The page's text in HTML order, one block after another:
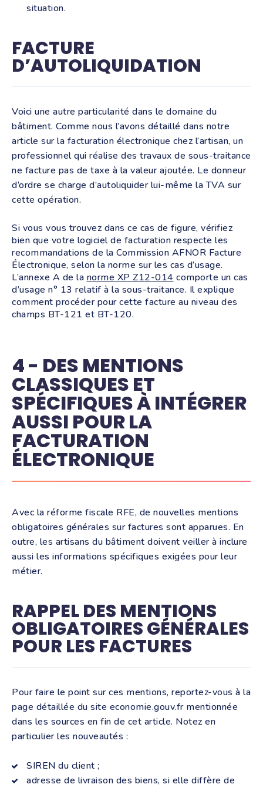
situation.
FACTURE
D’AUTOLIQUIDATION
Voici une autre particularité dans le domaine du
bâtiment. Comme nous l’avons détaillé dans notre
article sur la facturation électronique chez l’artisan, un
professionnel qui réalise des travaux de sous-traitance
ne facture pas de taxe à la valeur ajoutée. Le donneur
d’ordre se charge d’autoliquider lui-même la TVA sur
cette opération.
Si vous vous trouvez dans ce cas de figure, vérifiez
bien que votre logiciel de facturation respecte les
recommandations de la Commission AFNOR Facture
Électronique, selon la norme sur les cas d’usage.
L’annexe A de la norme XP Z12-014 comporte un cas
d’usage n° 13 relatif à la sous-traitance. Il explique
comment procéder pour cette facture au niveau des
champs BT-121 et BT-120.
4 - DES MENTIONS
CLASSIQUES ET
SPÉCIFIQUES À INTÉGRER
AUSSI POUR LA
FACTURATION
ÉLECTRONIQUE
Avec la réforme fiscale RFE, de nouvelles mentions
obligatoires générales sur factures sont apparues. En
outre, les artisans du bâtiment doivent veiller à inclure
aussi les informations spécifiques exigées pour leur
métier.
RAPPEL DES MENTIONS
OBLIGATOIRES GÉNÉRALES
POUR LES FACTURES
Pour faire le point sur ces mentions, reportez-vous à la
page détaillée du site economie.gouv.fr mentionnée
dans les sources en fin de cet article. Notez en
particulier les nouveautés :
SIREN du client ;
adresse de livraison des biens, si elle diffère de